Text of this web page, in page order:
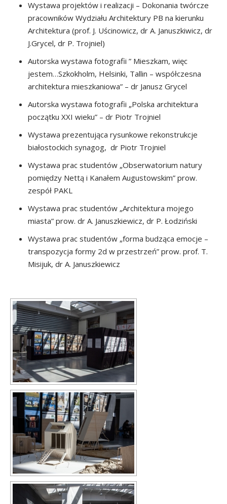
Wystawa projektów i realizacji – Dokonania twórcze
pracowników Wydziału Architektury PB na kierunku
Architektura (prof. J. Uścinowicz, dr A. Januszkiwicz, dr
J.Grycel, dr P. Trojniel)
Autorska wystawa fotografii ” Mieszkam, więc
jestem…Szkokholm, Helsinki, Tallin – współczesna
architektura mieszkaniowa” – dr Janusz Grycel
Autorska wystawa fotografii „Polska architektura
początku XXI wieku” – dr Piotr Trojniel
Wystawa prezentująca rysunkowe rekonstrukcje
białostockich synagog, dr Piotr Trojniel
Wystawa prac studentów „Obserwatorium natury
pomiędzy Nettą i Kanałem Augustowskim” prow.
zespół PAKL
Wystawa prac studentów „Architektura mojego
miasta” prow. dr A. Januszkiewicz, dr P. Łodziński
Wystawa prac studentów „forma budząca emocje –
transpozycja formy 2d w przestrzeń” prow. prof. T.
Misijuk, dr A. Januszkiewicz